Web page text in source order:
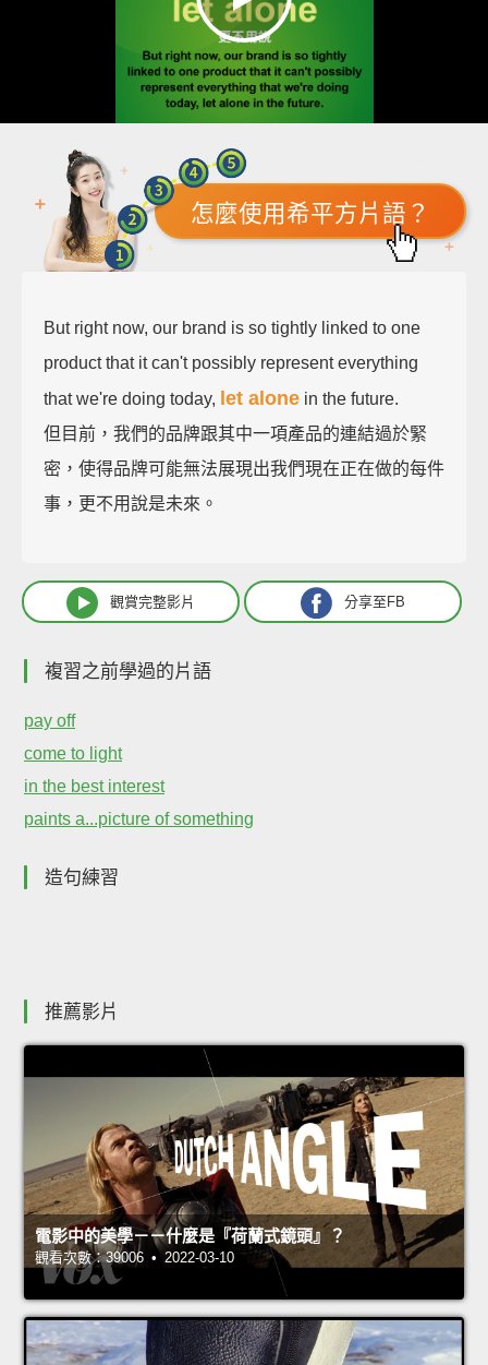
怎麼使用希平方片語？
But right now, our brand is so tightly linked to one
product that it can't possibly represent everything
that we're doing today, let alone in the future.
但目前，我們的品牌跟其中一項產品的連結過於緊
密，使得品牌可能無法展現出我們現在正在做的每件
事，更不用說是未來。
觀賞完整影片 分享至FB
複習之前學過的片語
pay off
come to light
in the best interest
paints a...picture of something
造句練習
推薦影片
電影中的美學－－什麼是『荷蘭式鏡頭』？
觀看次數：39006 • 2022-03-10